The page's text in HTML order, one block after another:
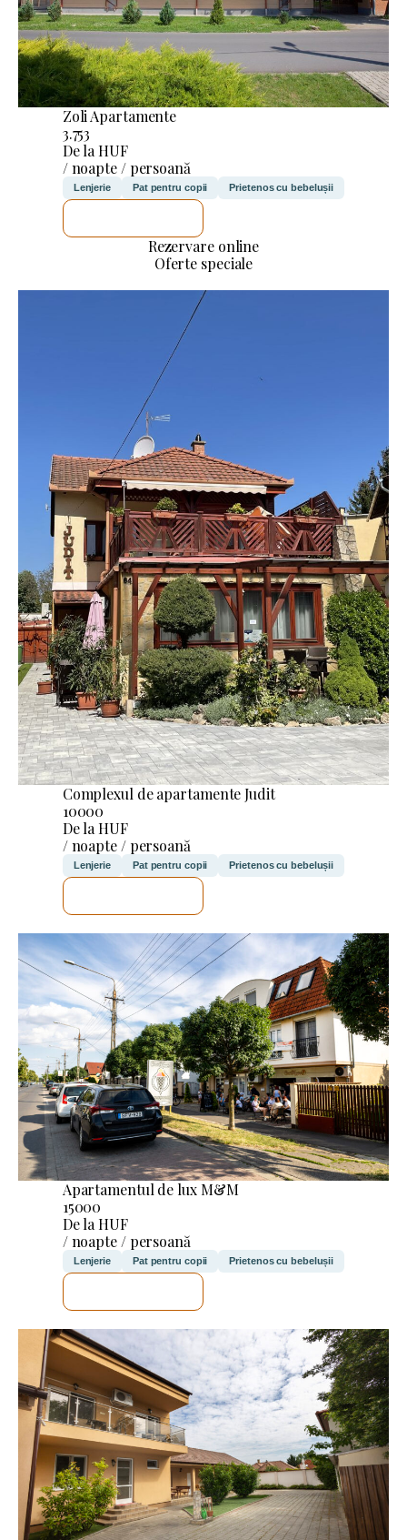
Zoli Apartamente
3.753
De la HUF
/ noapte / persoană
Lenjerie Pat pentru copii Prietenos cu bebelușii
Rezervare online
Oferte speciale
Complexul de apartamente Judit
10000
De la HUF
/ noapte / persoană
Lenjerie Pat pentru copii Prietenos cu bebelușii
Apartamentul de lux M&M
15000
De la HUF
/ noapte / persoană
Lenjerie Pat pentru copii Prietenos cu bebelușii